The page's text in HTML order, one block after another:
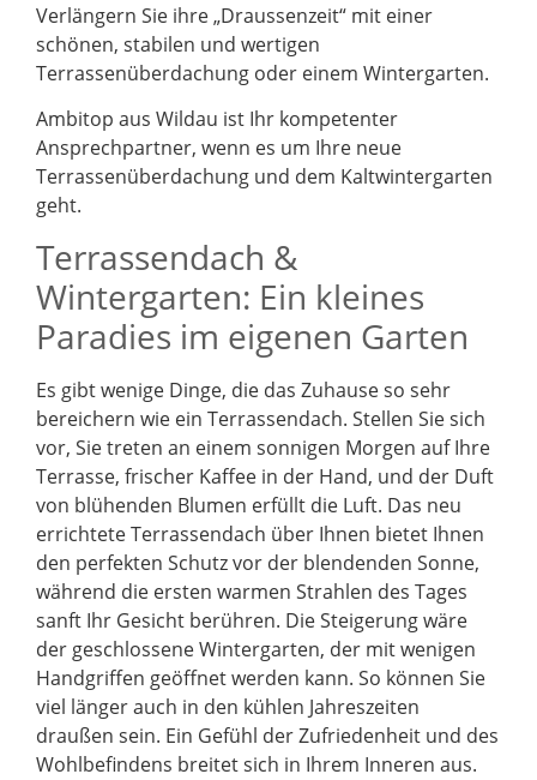
Verlängern Sie ihre „Draussenzeit“ mit einer
schönen, stabilen und wertigen
Terrassenüberdachung oder einem Wintergarten.
Ambitop aus Wildau ist Ihr kompetenter
Ansprechpartner, wenn es um Ihre neue
Terrassenüberdachung und dem Kaltwintergarten
geht.
Terrassendach &
Wintergarten: Ein kleines
Paradies im eigenen Garten
Es gibt wenige Dinge, die das Zuhause so sehr
bereichern wie ein Terrassendach. Stellen Sie sich
vor, Sie treten an einem sonnigen Morgen auf Ihre
Terrasse, frischer Kaffee in der Hand, und der Duft
von blühenden Blumen erfüllt die Luft. Das neu
errichtete Terrassendach über Ihnen bietet Ihnen
den perfekten Schutz vor der blendenden Sonne,
während die ersten warmen Strahlen des Tages
sanft Ihr Gesicht berühren. Die Steigerung wäre
der geschlossene Wintergarten, der mit wenigen
Handgriffen geöffnet werden kann. So können Sie
viel länger auch in den kühlen Jahreszeiten
draußen sein. Ein Gefühl der Zufriedenheit und des
Wohlbefindens breitet sich in Ihrem Inneren aus.